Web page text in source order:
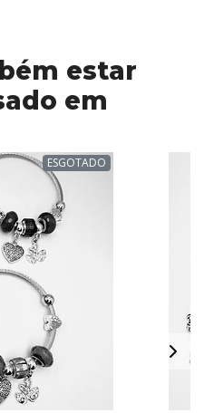
estar
em
ESGOTADO